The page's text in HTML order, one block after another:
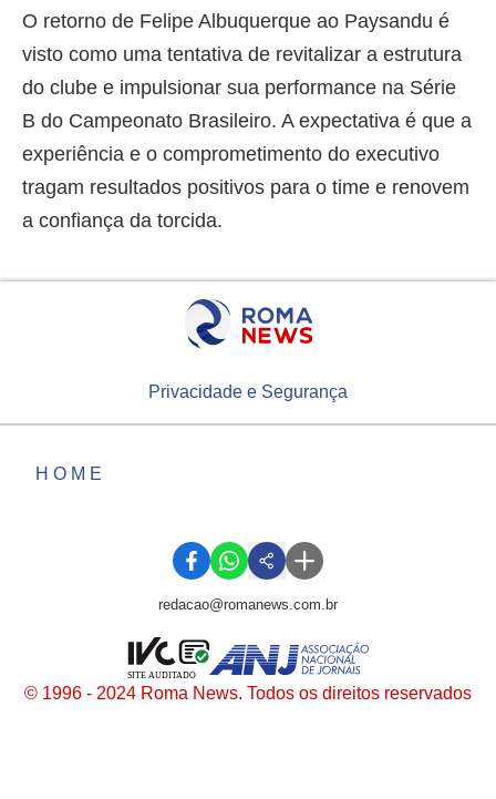
O retorno de Felipe Albuquerque ao Paysandu é
visto como uma tentativa de revitalizar a estrutura
do clube e impulsionar sua performance na Série
B do Campeonato Brasileiro. A expectativa é que a
experiência e o comprometimento do executivo
tragam resultados positivos para o time e renovem
a confiança da torcida.
Privacidade e Segurança
HOME
redacao@romanews.com.br
© 1996 - 2024 Roma News. Todos os direitos reservados
SITE AUDITADO